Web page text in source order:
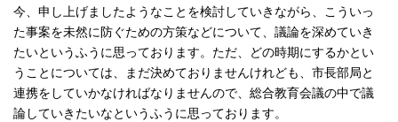
今、申し上げましたようなことを検討していきながら、こういっ
た事案を未然に防ぐための方策などについて、議論を深めていき
たいというふうに思っております。ただ、どの時期にするかとい
うことについては、まだ決めておりませんけれども、市長部局と
連携をしていかなければなりませんので、総合教育会議の中で議
論していきたいなというふうに思っております。